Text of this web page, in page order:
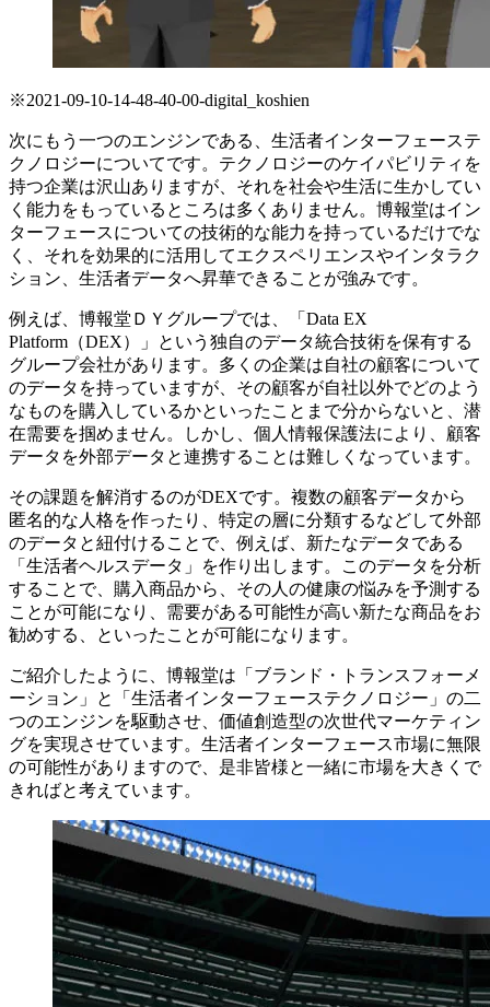
※2021-09-10-14-48-40-00-digital_koshien
次にもう一つのエンジンである、生活者インターフェーステ
クノロジーについてです。テクノロジーのケイパビリティを
持つ企業は沢山ありますが、それを社会や生活に生かしてい
く能力をもっているところは多くありません。博報堂はイン
ターフェースについての技術的な能力を持っているだけでな
く、それを効果的に活用してエクスペリエンスやインタラク
ション、生活者データへ昇華できることが強みです。
例えば、博報堂ＤＹグループでは、「Data EX
Platform（DEX）」という独自のデータ統合技術を保有する
グループ会社があります。多くの企業は自社の顧客について
のデータを持っていますが、その顧客が自社以外でどのよう
なものを購入しているかといったことまで分からないと、潜
在需要を掴めません。しかし、個人情報保護法により、顧客
データを外部データと連携することは難しくなっています。
その課題を解消するのがDEXです。複数の顧客データから
匿名的な人格を作ったり、特定の層に分類するなどして外部
のデータと紐付けることで、例えば、新たなデータである
「生活者ヘルスデータ」を作り出します。このデータを分析
することで、購入商品から、その人の健康の悩みを予測する
ことが可能になり、需要がある可能性が高い新たな商品をお
勧めする、といったことが可能になります。
ご紹介したように、博報堂は「ブランド・トランスフォーメ
ーション」と「生活者インターフェーステクノロジー」の二
つのエンジンを駆動させ、価値創造型の次世代マーケティン
グを実現させています。生活者インターフェース市場に無限
の可能性がありますので、是非皆様と一緒に市場を大きくで
きればと考えています。